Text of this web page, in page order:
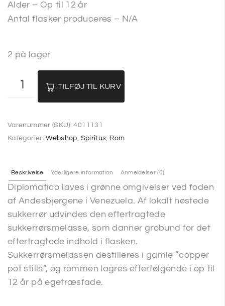
Alder – Op til 12 år
Antal flasker produceres – N/A
2 på lager
TILFØJ TIL KURV
Varenummer (SKU):4011131
Kategorier:Webshop, Spiritus, Rom
Beskrivelse Yderligere information Anmeldelser (0)
Diplomatico laves i grønne omgivelser ved foden
af Andesbjergene i Venezuela. Af lokalt høstede
sukkerrør udvindes den eftertragtede
sukkerrørsmelasse, som danner grobund for det
eftertragtede indhold i flasken.
Sukkerrørsmelassen destilleres i gamle ”copper
pot stills”, og rommen lagres efterfølgende i op til
12 år på egetræsfade.